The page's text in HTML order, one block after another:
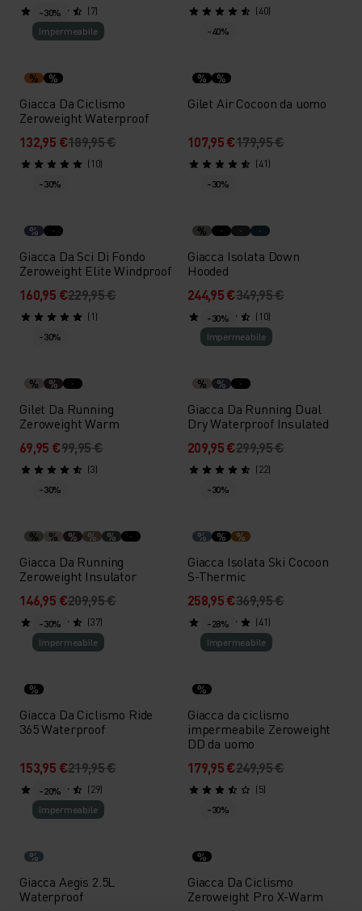
(7) (40)
-30%
Impermeabile
% %
Giacca Da Ciclismo
Zeroweight Waterproof
132,95 €189,95 €
(10)
-40%
% %
Gilet Air Cocoon da uomo
107,95 €179,95 €
(41)
-30%
%
Giacca Da Sci Di Fondo
Zeroweight Elite Windproof
160,95 €229,95 €
(1)
-30%
%
Giacca Isolata Down
Hooded
244,95 €349,95 €
(10)
-30%
% %
Gilet Da Running
Zeroweight Warm
69,95 €99,95 €
(3)
-30%
Impermeabile
% %
Giacca Da Running Dual
Dry Waterproof Insulated
209,95 €299,95 €
(22)
-30%
% % % % %
Giacca Da Running
Zeroweight Insulator
146,95 €209,95 €
(37)
-30%
% % %
Giacca Isolata Ski Cocoon
S-Thermic
258,95 €369,95 €
(41)
-30%
Impermeabile
%
Giacca Da Ciclismo Ride
365 Waterproof
153,95 €219,95 €
(29)
-28%
Impermeabile
%
Giacca da ciclismo
impermeabile Zeroweight
DD da uomo
179,95 €249,95 €
(5)
-20%
Impermeabile
%
Giacca Aegis 2.5L
Waterproof
-30%
%
Giacca Da Ciclismo
Zeroweight Pro X-Warm